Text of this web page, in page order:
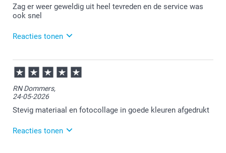
Zag er weer geweldig uit heel tevreden en de service was
ook snel
Reacties tonen
07-07-2026
13:38
Bedankt voor je review. Leuk om te horen dat je
placemats bij ons hebt besteld en hier tevreden over
bent. Heel veel plezier ervan en we zien je graag nog
eens terug.
RN Dommers,
24-05-2026
Stevig materiaal en fotocollage in goede kleuren afgedrukt
Reacties tonen